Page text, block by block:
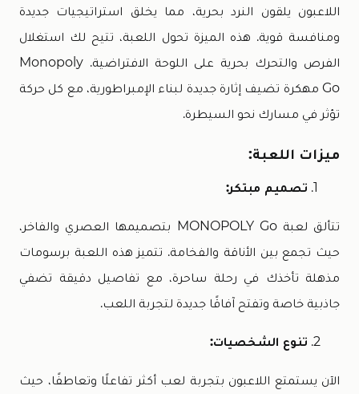
اللاعبون يلقون النرد بحرية، مما يخلق استراتيجيات جديدة
ومنافسة قوية. هذه الميزة تحول اللعبة، تتيح لك استغلال
الفرص والتحرك بحرية على اللوحة الافتراضية. Monopoly
Go مهكرة تضيف إثارة جديدة لبناء الإمبراطورية، مع كل حركة
تؤثر في مسارك نحو السيطرة.
ميزات اللعبة:
تصميم مبتكر:
تتألق لعبة MONOPOLY Go بتصميمها العصري والفاخر،
حيث تجمع بين الأناقة والفخامة. تتميز هذه اللعبة برسومات
مذهلة تأخذك في رحلة ساحرة، مع تفاصيل دقيقة تضفي
جاذبية خاصة وتفتح آفاقًا جديدة لتجربة اللعب.
تنوع الشخصيات:
الآن يستمتع اللاعبون بتجربة لعب أكثر تفاعلًا وتعاطفًا، حيث